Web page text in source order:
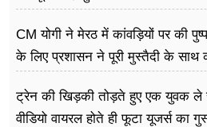
CM योगी ने मेरठ में कांवड़ियों पर की
के लिए प्रशासन ने पूरी मुस्तैदी के साथ
ट्रेन की खिड़की तोड़ते हुए एक युवक ले
वीडियो वायरल होते ही फूटा यूजर्स का